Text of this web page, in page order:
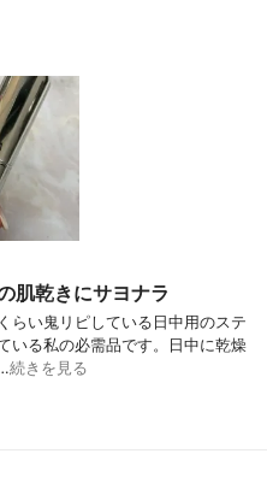
肌乾きにサヨナラ
らい鬼リピしている日中用のステ
いる私の必需品です。日中に乾燥
続きを見る